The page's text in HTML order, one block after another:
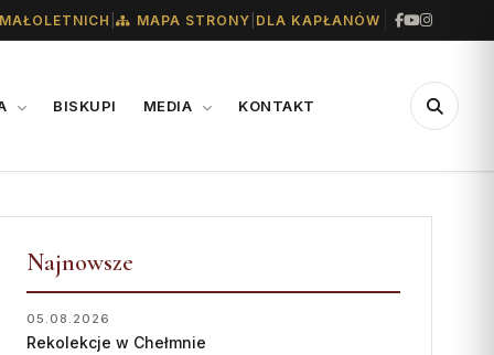
MAPA STRONY DLA KAPŁANÓW
BISKUPI MEDIA KONTAKT
CENTRUM
Biuro
Współpraca
WSPARCIE
Konta bankowe diecezji
Ofiary na seminarium
Najnowsze
05.08.2026
Rekolekcje w Chełmnie